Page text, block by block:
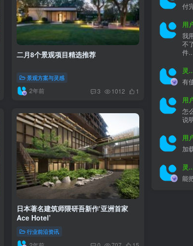
二月8个景观项目精选推荐
景观方案与灵感
2年前 3 1012 1
日本著名建筑师隈研吾新作‘亚洲首家
Ace Hotel’
行业前沿资讯
付
用
我用
不了/??? 下载
件
灵
有
用
怎
说
用
加
灵
能